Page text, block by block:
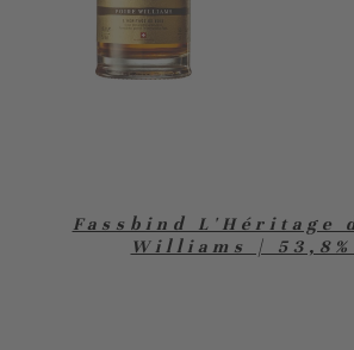
Fassbind L'Héritage
Williams |